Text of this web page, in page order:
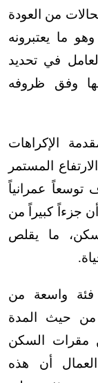
من العودة
ما يعتبرونه
في تحديد
وفق ظروفه
الإكراهات
المستمر
توسعاً عمرانياً
جزءاً كبيراً من
ما يقلص
.
فئة واسعة من
من حيث المدة
مقرات السكن
أن هذه